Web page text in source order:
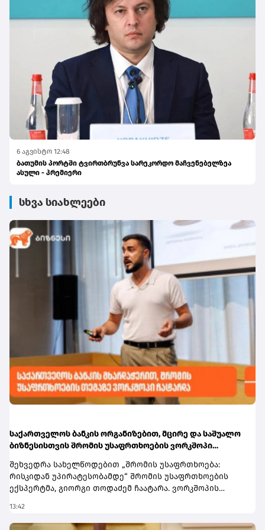
6 აგვისტო 12:48
ბათუმის პორტში ტვირთბრუნვა სარეკორდო მაჩვენებელზეა
ასული - პრემიერი
სხვა სიახლეები
საქართველოს ბანკის ორგანიზებით, მცირე და საშუალო
ბიზნესისთვის შრომის უსაფრთხოების ვორკშოპი
შეხვედრა სახელწოდებით „შრომის უსაფრთხოება:
რისკიდან უპირატესობამდე“ შრომის უსაფრთხოების
ექსპერტმა, გიორგი თოდაძემ ჩაატარა. ვორკშოპის
იმის შესახებ, თუ როგორ იქცევა უსაფრთხოების
სტანდარტების დანერგვა ბიზნესის მდგრადი
13:42